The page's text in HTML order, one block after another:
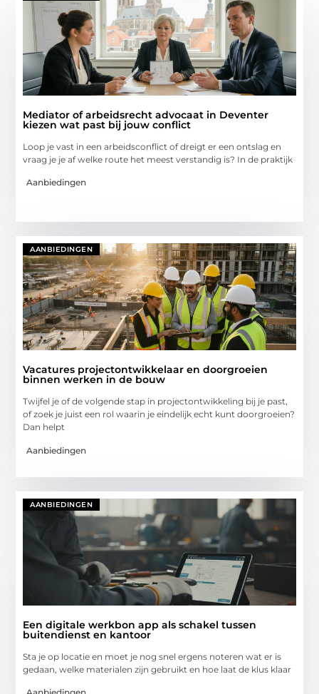
Mediator of arbeidsrecht advocaat in Deventer
kiezen wat past bij jouw conflict
Loop je vast in een arbeidsconflict of dreigt er een ontslag en
vraag je je af welke route het meest verstandig is? In de praktijk
Aanbiedingen
AANBIEDINGEN
Vacatures projectontwikkelaar en doorgroeien
binnen werken in de bouw
Twijfel je of de volgende stap in projectontwikkeling bij je past,
of zoek je juist een rol waarin je eindelijk echt kunt doorgroeien?
Dan helpt
Aanbiedingen
AANBIEDINGEN
Een digitale werkbon app als schakel tussen
buitendienst en kantoor
Sta je op locatie en moet je nog snel ergens noteren wat er is
gedaan, welke materialen zijn gebruikt en hoe laat de klus klaar